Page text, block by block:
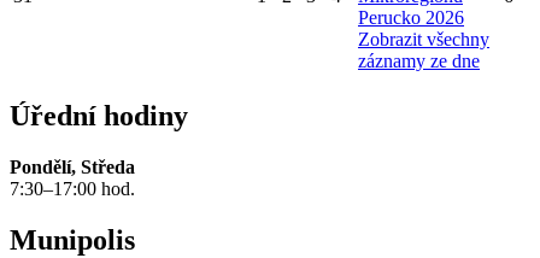
Perucko 2026
Zobrazit všechny
záznamy ze dne
Úřední hodiny
Pondělí, Středa
7:30–17:00 hod.
Munipolis